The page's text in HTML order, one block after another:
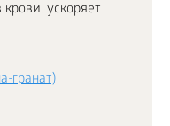
ускоряет
гранат)